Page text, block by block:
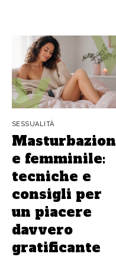
SESSUALITÀ
Masturbazion
e femminile:
tecniche e
consigli per
un piacere
davvero
gratificante